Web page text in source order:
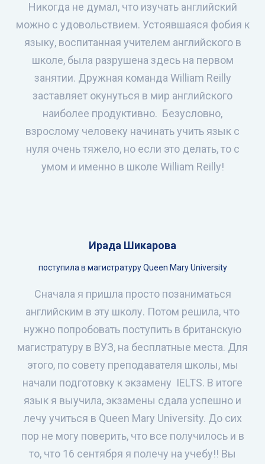
Никогда не думал, что изучать английский
можно с удовольствием. Устоявшаяся фобия к
языку, воспитанная учителем английского в
школе, была разрушена здесь на первом
занятии. Дружная команда William Reilly
заставляет окунуться в мир английского
наиболее продуктивно. Безусловно,
взрослому человеку начинать учить язык с
нуля очень тяжело, но если это делать, то с
умом и именно в школе William Reilly!
Ирада Шикарова
поступила в магистратуру Queen Mary University
Сначала я пришла просто позаниматься
английским в эту школу. Потом решила, что
нужно попробовать поступить в британскую
магистратуру в ВУЗ, на бесплатные места. Для
этого, по совету преподавателя школы, мы
начали подготовку к экзамену IELTS. В итоге
язык я выучила, экзамены сдала успешно и
лечу учиться в Queen Mary University. До сих
пор не могу поверить, что все получилось и в
то, что 16 сентября я полечу на учебу!! Вы